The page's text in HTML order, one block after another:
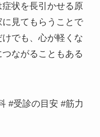
状を長引かせる原
見てもらうことで
けでも、心が軽くな
ながることもある
#受診の目安 #筋力